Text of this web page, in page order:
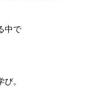
中で
。